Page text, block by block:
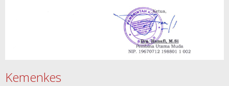
Kemenkes